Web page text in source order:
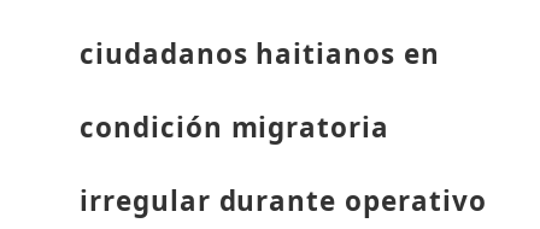
ciudadanos haitianos en
condición migratoria
irregular durante operativo